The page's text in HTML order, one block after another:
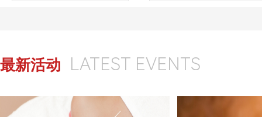
最新活动 LATEST EVENTS